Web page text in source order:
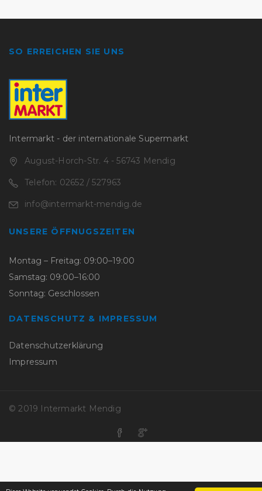
SO ERREICHEN SIE UNS
Intermarkt - der internationale Supermarkt
August-Horch-Str. 4 - 56743 Mendig
Telefon: 02652 / 527963
info@intermarkt-mendig.de
UNSERE ÖFFNUGSZEITEN
Montag – Freitag: 09:00–19:00
Samstag: 09:00–16:00
Sonntag: Geschlossen
DATENSCHUTZ & IMPRESSUM
Datenschutzerklärung
Impressum
© 2019 Intermarkt Mendig